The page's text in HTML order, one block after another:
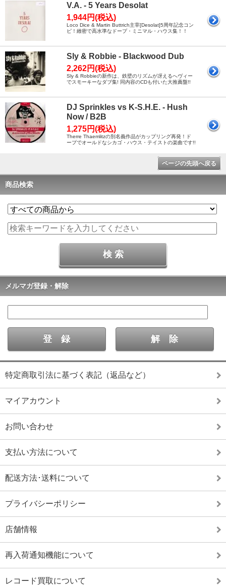
V.A. - 5 Years Desolat
1,944円(税込)
Loco Dice & Martin Buttrich主宰[Desolat]5周年記念コン
ピ！緻密で高水準なドープ・ミニマル・ハウス集！！
Sly & Robbie - Blackwood Dub
2,262円(税込)
Sly & Robbieの新作は、鉄壁のリズムが冴えるへヴィー
でスモーキーなダブ集! 同内容のCDも付いた大推薦盤!!
DJ Sprinkles vs K-S.H.E. - Hush
Now / B2B
1,275円(税込)
Therre Thaemlitzの別名義作品がカップリング再発！ド
ープでオールドなシカゴ・ハウス・テイストの楽曲です!!
ページの先頭へ戻る
商品検索
メルマガ登録・解除
特定商取引法に基づく表記（返品など）
マイアカウント
お問い合わせ
支払い方法について
配送方法･送料について
プライバシーポリシー
店舗情報
再入荷通知機能について
レコード買取について